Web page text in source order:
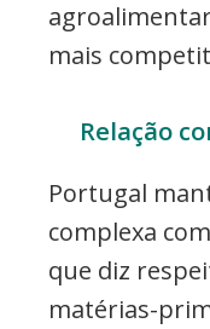
mais
Relação
Portugal
complexa
que diz
matérias-